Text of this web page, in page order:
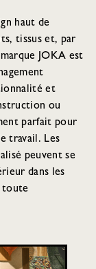
haut de
tissus et, par
JOKA est
et
ou
parfait pour
travail. Les
peuvent se
dans les
toute